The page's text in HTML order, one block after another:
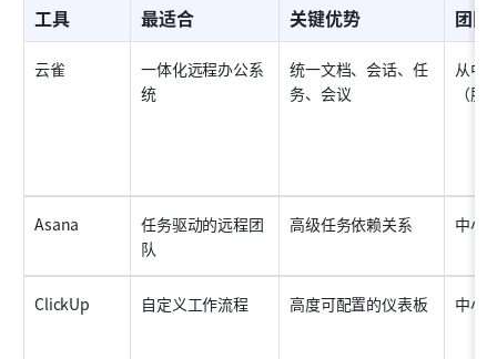
工具 最适合 关键优势 团队
云雀
一体化远程办公系
统
统一文档、会话、任
务、会议
从中
（服
Asana
任务驱动的远程团
队
高级任务依赖关系 中小
ClickUp 自定义工作流程 高度可配置的仪表板 中小